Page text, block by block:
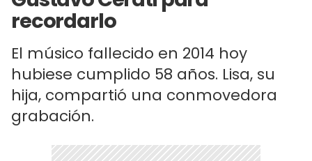
recordarlo
El músico fallecido en 2014 hoy
hubiese cumplido 58 años. Lisa, su
hija, compartió una conmovedora
grabación.